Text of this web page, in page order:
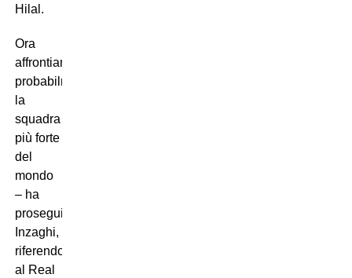
Hilal.
Ora
affrontiamo
probabilmente
la
squadra
più forte
del
mondo
– ha
proseguito
Inzaghi,
riferendosi
al Real